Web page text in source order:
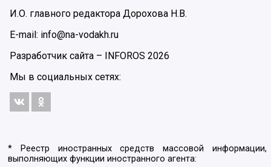
И.О. главного редактора Дорохова Н.В.
E-mail: info@na-vodakh.ru
Разработчик сайта – INFOROS 2026
Мы в социальных сетях:
* Реестр иностранных средств массовой информации,
выполняющих функции иностранного агента: